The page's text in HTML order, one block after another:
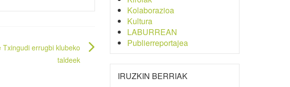
errugbi klubeko
taldeek
Kolaborazioa
Kultura
LABURREAN
Publierreportajea
IRUZKIN BERRIAK